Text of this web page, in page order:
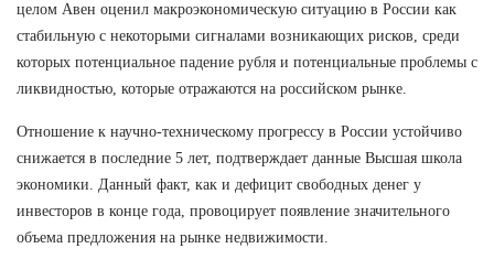
целом Авен оценил макроэкономическую ситуацию в России как
стабильную с некоторыми сигналами возникающих рисков, среди
которых потенциальное падение рубля и потенциальные проблемы с
ликвидностью, которые отражаются на российском рынке.
Отношение к научно-техническому прогрессу в России устойчиво
снижается в последние 5 лет, подтверждает данные Высшая школа
экономики. Данный факт, как и дефицит свободных денег у
инвесторов в конце года, провоцирует появление значительного
объема предложения на рынке недвижимости.